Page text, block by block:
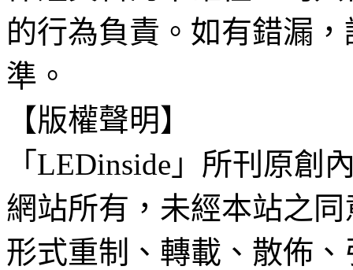
的行為負責。如有錯漏
準。
【版權聲明】
「LEDinside」所刊原創
網站所有，未經本站之
形式重制、轉載、散佈